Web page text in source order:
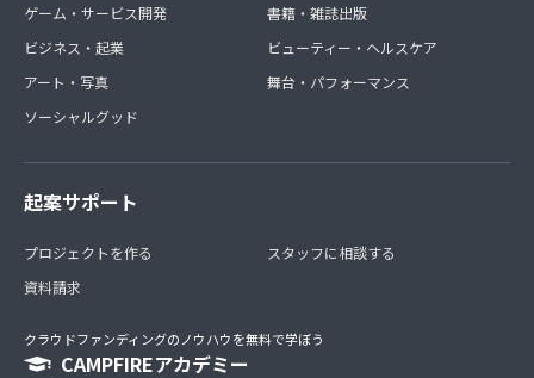
ゲーム・サービス開発
ビジネス・起業
アート・写真
ソーシャルグッド
書籍・雑誌出版
ビューティー・ヘルスケア
舞台・パフォーマンス
起案サポート
プロジェクトを作る
資料請求
スタッフに相談する
クラウドファンディングのノウハウを無料で学ぼう
CAMPFIREアカデミー